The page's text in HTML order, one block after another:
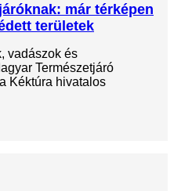
már térképen
területek
vadászok és
Természetjáró
Kéktúra hivatalos